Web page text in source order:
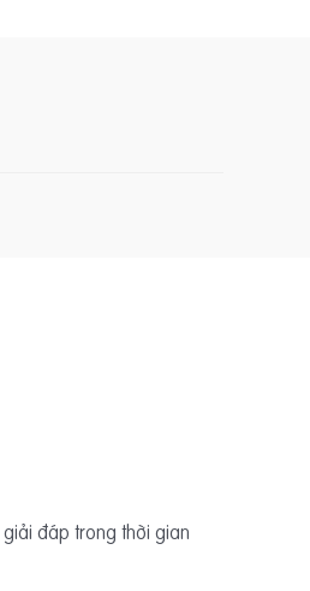
đáp trong thời gian